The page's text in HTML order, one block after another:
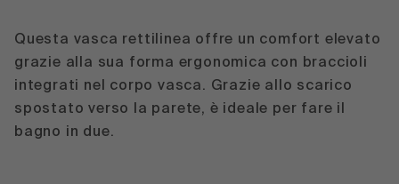
Questa vasca rettilinea offre un comfort elevato
grazie alla sua forma ergonomica con braccioli
integrati nel corpo vasca. Grazie allo scarico
spostato verso la parete, è ideale per fare il
bagno in due.